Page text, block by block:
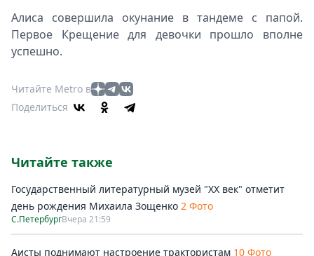
Алиса совершила окунание в тандеме с папой.
Первое Крещение для девочки прошло вполне
успешно.
Читайте Metro в
Поделиться
Читайте также
Государственный литературный музей "ХХ век" отметит
день рождения Михаила Зощенко 2 Фото
С.ПетербургВчера 21:59
Аисты поднимают настроение трактористам 10 Фото